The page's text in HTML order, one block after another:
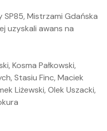
Mistrzami Gdańska
uzyskali awans na
Kosma Pałkowski,
Stasiu Finc, Maciek
Liżewski, Olek Uszacki,